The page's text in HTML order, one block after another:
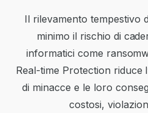
Il rilevamento tempestivo
minimo il rischio di
informatici come
Real-time Protection riduce
di minacce e le loro
costosi,